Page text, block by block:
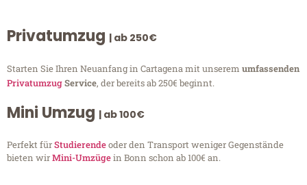
Privatumzug | ab 250€
Starten Sie Ihren Neuanfang in Cartagena mit unserem umfassenden
PrivatumzugService, der bereits ab 250€ beginnt.
Mini Umzug | ab 100€
Perfekt fürStudierendeoder den Transport weniger Gegenstände
bieten wirMini-Umzügein Bonn schon ab 100€ an.